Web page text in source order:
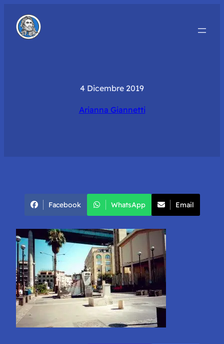
4 Dicembre 2019
Arianna Giannetti
Facebook WhatsApp Email